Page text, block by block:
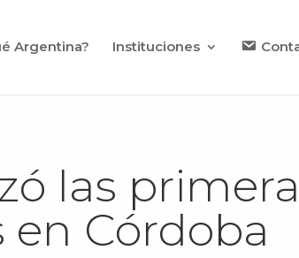
Argentina? Instituciones
las
Córdoba